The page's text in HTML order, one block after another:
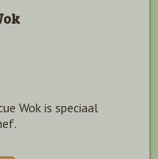
Wok is speciaal